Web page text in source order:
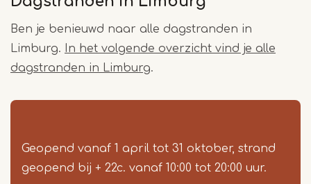
Ben je benieuwd naar alle dagstranden in
Limburg.
In het volgende overzicht vind je alle
dagstranden in Limburg.
Geopend vanaf 1 april tot 31 oktober, strand
geopend bij + 22c. vanaf 10:00 tot 20:00 uur.